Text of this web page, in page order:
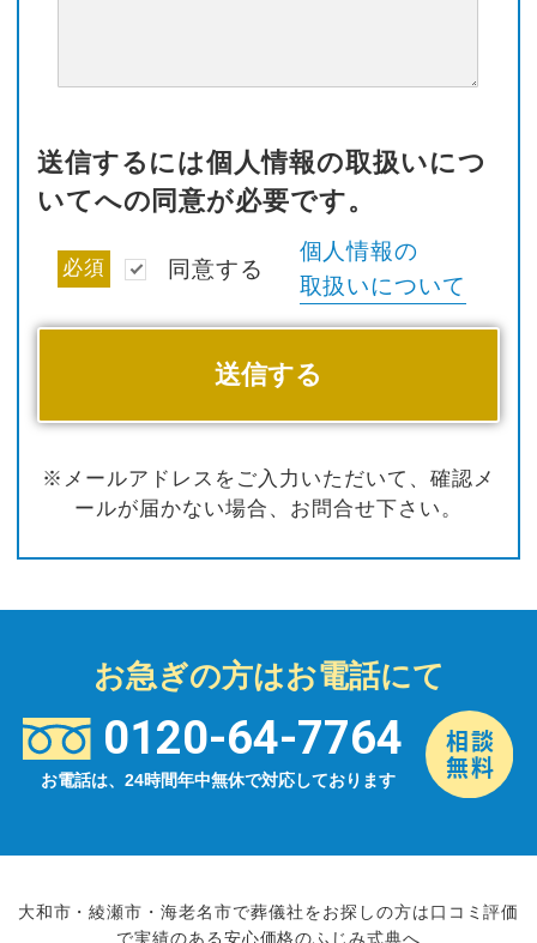
送信するには個人情報の取扱いにつ
いてへの同意が必要です。
必須 同意する
個人情報の
取扱いについて
※メールアドレスをご入力いただいて、確認メ
ールが届かない場合、お問合せ下さい。
お急ぎの方はお電話にて
0120-64-7764
お電話は、24時間年中無休で対応しております
大和市・綾瀬市・海老名市で葬儀社をお探しの方は口コミ評価
で実績のある安心価格のふじみ式典へ